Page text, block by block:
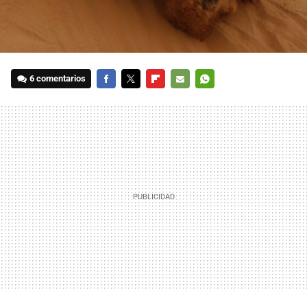
6 comentarios
MAIL